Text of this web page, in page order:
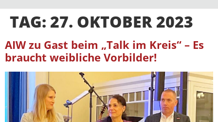
TAG: 27. OKTOBER 2023
AIW zu Gast beim „Talk im Kreis“ – Es
braucht weibliche Vorbilder!